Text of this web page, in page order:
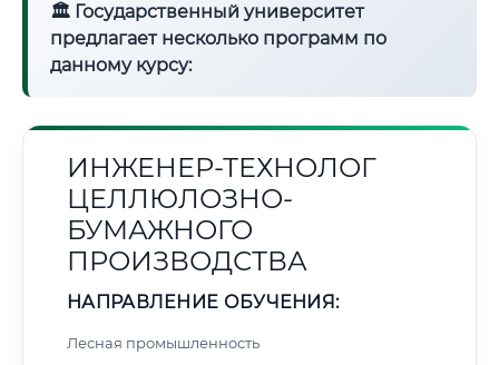
🏛 Государственный университет
предлагает несколько программ по
данному курсу:
ИНЖЕНЕР-ТЕХНОЛОГ
ЦЕЛЛЮЛОЗНО-
БУМАЖНОГО
ПРОИЗВОДСТВА
НАПРАВЛЕНИЕ ОБУЧЕНИЯ:
Лесная промышленность